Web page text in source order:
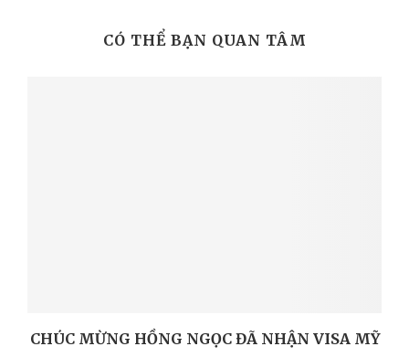
CÓ THỂ BẠN QUAN TÂM
CHÚC MỪNG HỒNG NGỌC ĐÃ NHẬN VISA MỸ